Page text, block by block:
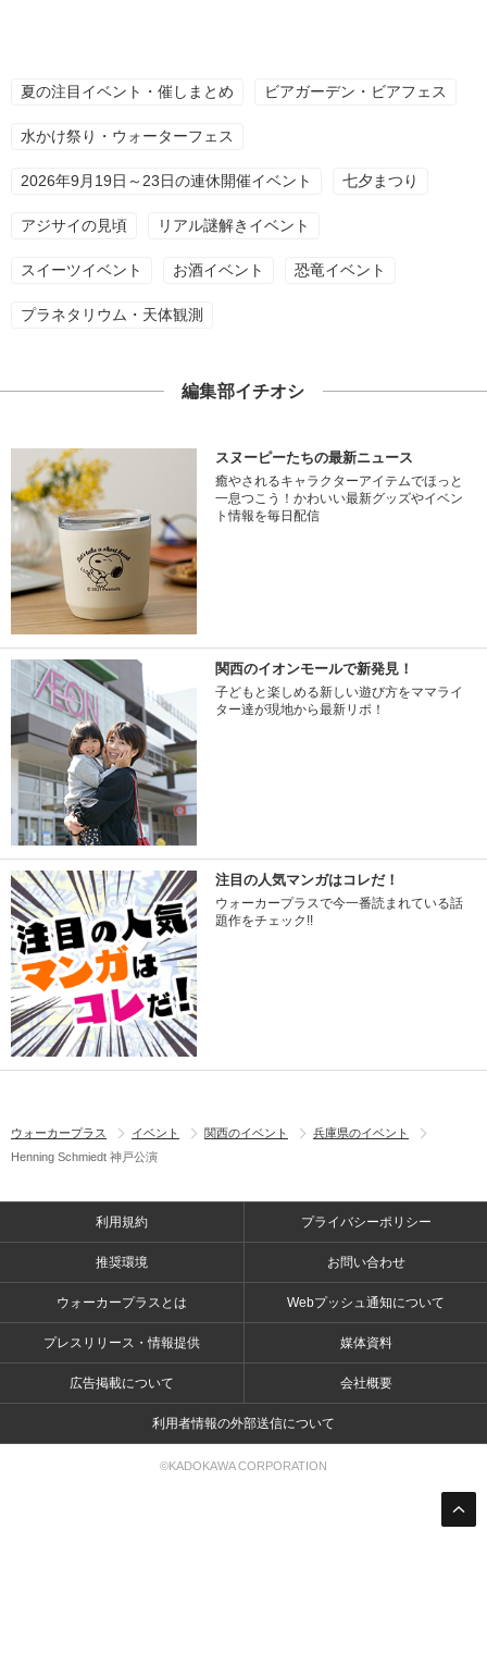
夏の注目イベント・催しまとめ ビアガーデン・ビアフェス
水かけ祭り・ウォーターフェス
2026年9月19日～23日の連休開催イベント 七夕まつり
アジサイの見頃 リアル謎解きイベント
スイーツイベント お酒イベント 恐竜イベント
プラネタリウム・天体観測
編集部イチオシ
スヌーピーたちの最新ニュース
癒やされるキャラクターアイテムでほっと
一息つこう！かわいい最新グッズやイベン
ト情報を毎日配信
関西のイオンモールで新発見！
子どもと楽しめる新しい遊び方をママライ
ター達が現地から最新リポ！
注目の人気マンガはコレだ！
ウォーカープラスで今一番読まれている話
題作をチェック!!
ウォーカープラス イベント 関西のイベント
兵庫県のイベント
Henning Schmiedt 神戸公演
利用規約 プライバシーポリシー
推奨環境 お問い合わせ
ウォーカープラスとは Webプッシュ通知について
プレスリリース・情報提供 媒体資料
広告掲載について 会社概要
利用者情報の外部送信について
©KADOKAWA CORPORATION